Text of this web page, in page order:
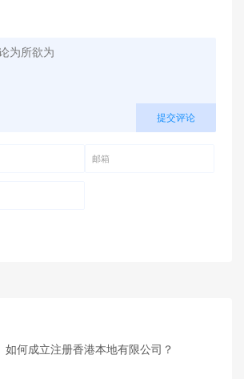
提交评论
如何成立注册香港本地有限公司？